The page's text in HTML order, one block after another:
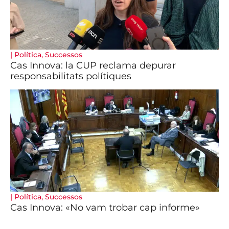
| Política, Successos
Cas Innova: la CUP reclama depurar
responsabilitats polítiques
| Política, Successos
Cas Innova: «No vam trobar cap informe»